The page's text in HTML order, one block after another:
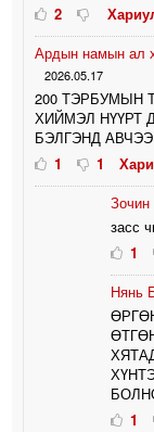
2
Ардын намын ал
2026.05.17
200 ТЭРБУМЫН
ХИЙМЭЛ НҮҮРТ
БЭЛГЭНД
1
1
Зочин
засс
1
Нянь
1